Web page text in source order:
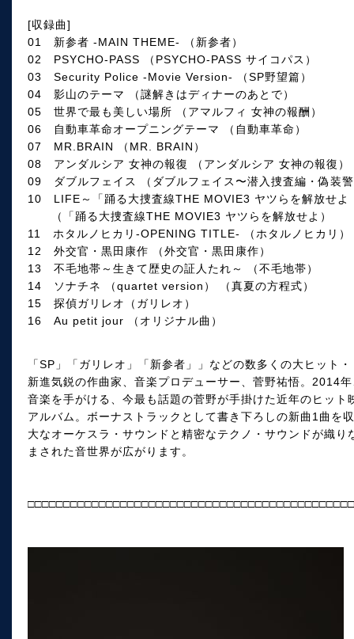
[収録曲]
01 新参者 -MAIN THEME- （新参者）
02 PSYCHO-PASS （PSYCHO-PASS サイコパス）
03 Security Police -Movie Version- （SP野望篇）
04 影山のテーマ （謎解きはディナーのあとで）
05 世界で最も美しい場所 （アマルフィ 女神の報酬）
06 自動車革命オープニングテーマ （自動車革命）
07 MR.BRAIN （MR. BRAIN）
08 アンダルシア 女神の報復 （アンダルシア 女神の報復）
09 ダブルフェイス （ダブルフェイス〜潜入捜査編・偽装
10 LIFE～「踊る大捜査線THE MOVIE3 ヤツらを解放せよ
（「踊る大捜査線THE MOVIE3 ヤツらを解放せよ）
11 ホタルノヒカリ-OPENING TITLE- （ホタルノヒカリ）
12 外交官・黒田康作 （外交官・黒田康作）
13 不毛地帯～生きて歴史の証人たれ～ （不毛地帯）
14 ソナチネ （quartet version） （真夏の方程式）
15 探偵ガリレオ（ガリレオ）
16 Au petit jour （オリジナル曲）
「SP」「ガリレオ」「新参者」」などの数多くの大ヒット
新進気鋭の作曲家、音楽プロデューサー、菅野祐悟。2014
音楽を手がける、今最も話題の菅野が手掛けた近年のヒッ
アルバム。ボーナストラックとして書き下ろしの新曲1曲を
大なオーケスラ・サウンドと精密なテクノ・サウンドが織
まされた音世界が広がります。